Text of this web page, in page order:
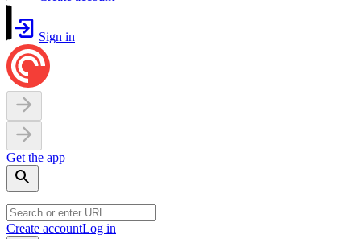
Sign in
Get the app
Create accountLog in